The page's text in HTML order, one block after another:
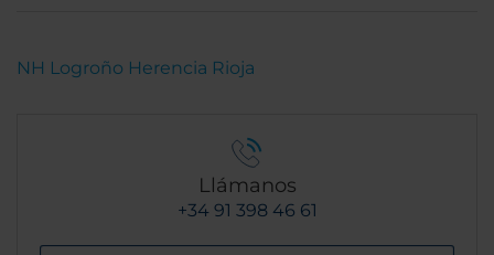
NH Logroño Herencia Rioja
Llámanos
+34 91 398 46 61